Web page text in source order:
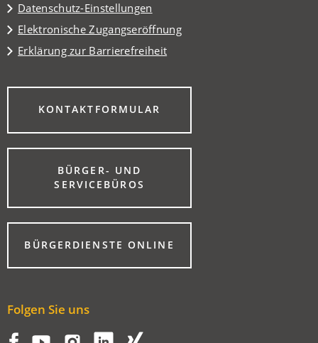
Datenschutz-Einstellungen
Elektronische Zugangseröffnung
Erklärung zur Barrierefreiheit
KONTAKTFORMULAR
(ÖFFNET
EINEM
NEUEN
BÜRGER- UND
SERVICEBÜROS
(ÖFFNET
EINEM
NEUEN
TAB)BÜRGERDIENSTE ONLINE
(ÖFFNET
EINEM
Folgen Sie uns